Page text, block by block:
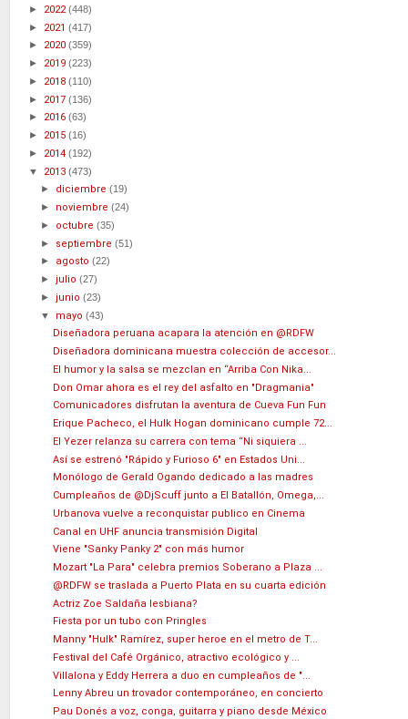
► 2022(448)
► 2021 (417)
► 2020 (359)
► 2019 (223)
► 2018 (110)
► 2017 (136)
► 2016 (63)
► 2015 (16)
► 2014 (192)
▼ 2013 (473)
► diciembre(19)
► noviembre(24)
► octubre(35)
► septiembre(51)
► agosto(22)
►julio(27)
►junio(23)
▼ mayo(43)
Diseñadora peruana acapara la atención en @RDFW
Diseñadora dominicana muestra colección de accesor...
El humor y la salsa se mezclan en “Arriba Con Nika...
Don Omar ahora es el rey del asfalto en "Dragmania"
Comunicadores disfrutan la aventura de Cueva Fun Fun
Erique Pacheco, el Hulk Hogan dominicano cumple 72...
El Yezer relanza su carrera con tema “Ni siquiera ...
Así se estrenó "Rápido y Furioso 6" en Estados Uni...
Monólogo de Gerald Ogando dedicado a las madres
Cumpleaños de @DjScuff junto a El Batallón, Omega,...
Urbanova vuelve a reconquistar publico en Cinema
Canal en UHF anuncia transmisión Digital
Viene "Sanky Panky 2" con más humor
Mozart "La Para" celebra premios Soberano a Plaza ...
@RDFW se traslada a Puerto Plata en su cuarta edición
Actriz Zoe Saldaña lesbiana?
Fiesta por un tubo con Pringles
Manny "Hulk" Ramírez, super heroe en el metro de T...
Festival del Café Orgánico, atractivo ecológico y ...
Villalona y Eddy Herrera a duo en cumpleaños de "...
Lenny Abreu un trovador contemporáneo, en concierto
Pau Donés a voz, conga, guitarra y piano desde México